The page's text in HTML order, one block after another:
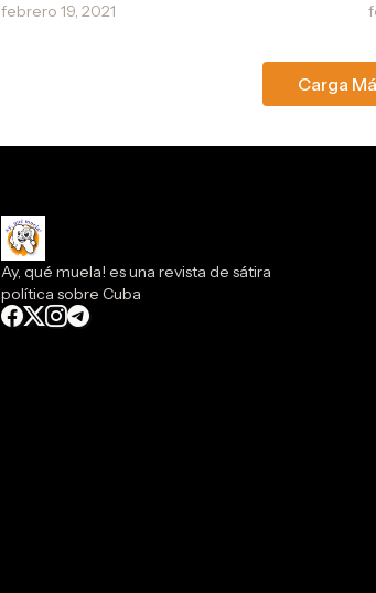
viralizado en las redes sociales, interpretado
febrero 19, 2021
Carga
Ay, qué muela! es una revista de sátira
política sobre Cuba